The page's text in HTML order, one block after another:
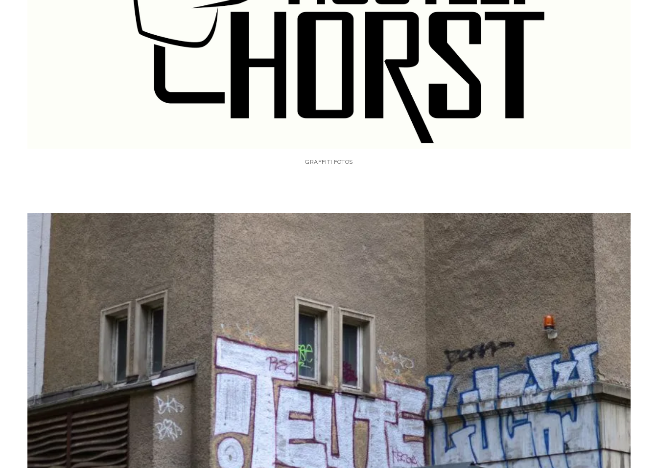
GRAFFITI FOTOS